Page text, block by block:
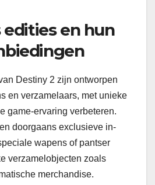
edities en hun
Destiny 2 zijn ontworpen
en verzamelaars, met unieke
game-ervaring verbeteren.
doorgaans exclusieve in-
wapens of pantser
verzamelobjecten zoals
merchandise.